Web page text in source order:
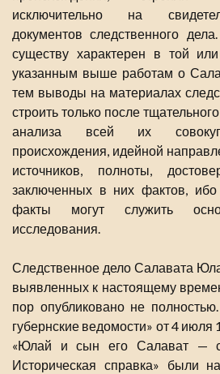
исключительно на
документов следственного
существу характерен в той
указанным выше работам о
тем выводы на материалах
строить только после
анализа всей их
происхождения, идейной
источников, полноты,
заключенных в них фактов, ибо
факты могут служить
исследования.
Следственное дело Салавата
выявленных к настоящему
пор опубликовано не
губернские ведомости» от 4 июля
«Юлай и сын его Салават —
Историческая справка» были